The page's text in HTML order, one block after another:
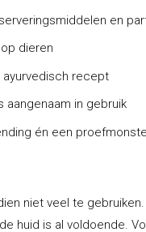
en
dieren
ayurvedisch recept
aangenaam in gebruik
én een
niet veel te gebruiken.
huid is al voldoende.